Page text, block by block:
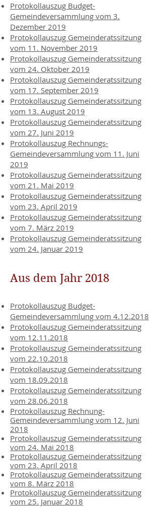
Protokollauszug Budget-
Gemeindeversammlung vom 3.
Dezember 2019
Protokollauszug Gemeinderatssitzung
vom 11. November 2019
Protokollauszug Gemeinderatssitzung
vom 24. Oktober 2019
Protokollauszug Gemeinderatssitzung
vom 17. September 2019
Protokollauszug Gemeinderatssitzung
vom 13. August 2019
Protokollauszug Gemeinderatssitzung
vom 27. Juni 2019
Protokollauszug Rechnungs-
Gemeindeversammlung vom 11. Juni
2019
Protokollauszug Gemeinderatssitzung
vom 21. Mai 2019
Protokollauszug Gemeinderatssitzung
vom 23. April 2019
Protokollauszug Gemeinderatssitzung
vom 7. März 2019
Protokollauszug Gemeinderatssitzung
vom 24. Januar 2019
Aus dem Jahr 2018
Protokollauszug Budget-
Gemeindeversammlung vom 4.12.2018
Protokollauszug Gemeinderatssitzung
vom 12.11.2018
Protokollauszug Gemeinderatssitzung
vom 22.10.2018
Protokollauszug Gemeinderatssitzung
vom 18.09.2018
Protokollauszug Gemeinderatssitzung
vom 28.06.2018
Protokollauszug Rechnung-
Gemeindeversammlung vom 12. Juni
2018
Protokollauszug Gemeinderatssitzung
vom 24. Mai 2018
Protokollauszug Gemeinderatssitzung
vom 23. April 2018
Protokollauszug Gemeinderatssitzung
vom 8. März 2018
Protokollauszug Gemeinderatssitzung
vom 25. Januar 2018